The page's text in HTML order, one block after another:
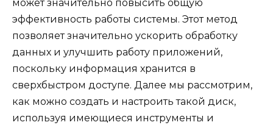
может значительно повысить общую
эффективность работы системы. Этот метод
позволяет значительно ускорить обработку
данных и улучшить работу приложений,
поскольку информация хранится в
сверхбыстром доступе. Далее мы рассмотрим,
как можно создать и настроить такой диск,
используя имеющиеся инструменты и